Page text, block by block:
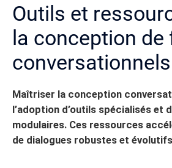
Outils et
la conception de
conversationnels
Maîtriser la conception
l’adoption d’outils spécialisés et
modulaires. Ces ressources
de dialogues robustes et